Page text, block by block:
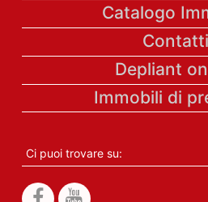
Catalogo
Contatti
Depliant
Immobili di
Ci puoi trovare su: